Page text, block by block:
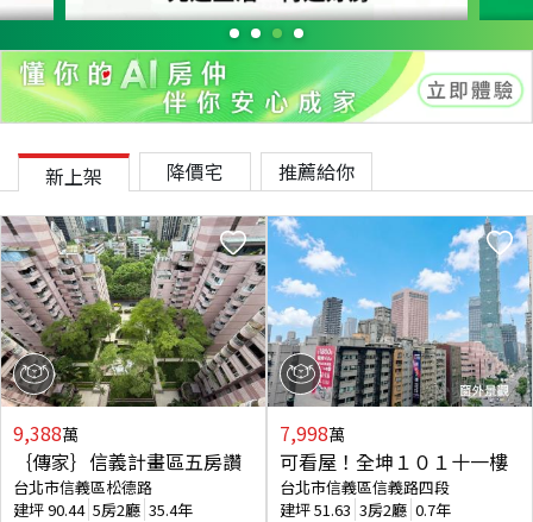
新上架 降價宅 推薦給你
9,388萬
｛傳家｝信義計畫區五房讚
台北市信義區松德路
建坪90.44 5房2廳 35.4年
7,998萬
可看屋！全坤１０１十一樓
台北市信義區信義路四段
建坪51.63 3房2廳 0.7年